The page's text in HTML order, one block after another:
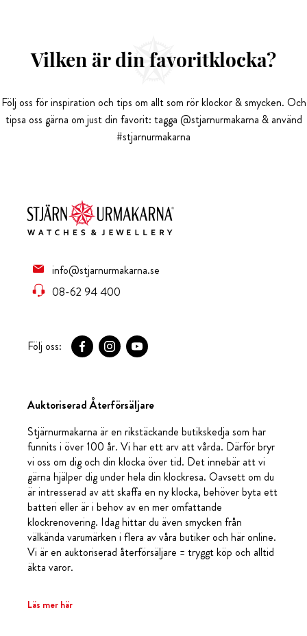
Vilken är din favoritklocka?
Följ oss för inspiration och tips om allt som rör klockor & smycken. Och
tipsa oss gärna om just din favorit: tagga @stjarnurmakarna & använd
#stjarnurmakarna
info@stjarnurmakarna.se
08-62 94 400
Följ oss:
Auktoriserad Återförsäljare
Stjärnurmakarna är en rikstäckande butikskedja som har
funnits i över 100 år. Vi har ett arv att vårda. Därför bryr
vi oss om dig och din klocka över tid. Det innebär att vi
gärna hjälper dig under hela din klockresa. Oavsett om du
är intresserad av att skaffa en ny klocka, behöver byta ett
batteri eller är i behov av en mer omfattande
klockrenovering. Idag hittar du även smycken från
välkända varumärken i flera av våra butiker och här online.
Vi är en auktoriserad återförsäljare = tryggt köp och alltid
äkta varor.
Läs mer här